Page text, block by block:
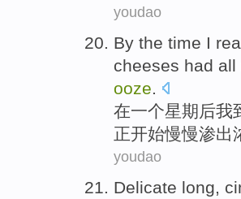
youdao
By the time I
cheeses had all
ooze.
在一个星期 后我
正开始慢慢渗出
youdao
Delicate long,